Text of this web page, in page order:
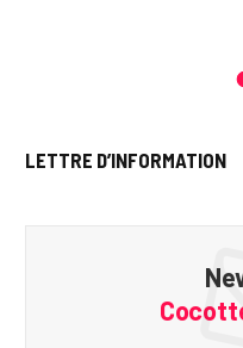
LETTRE D’INFORMATION